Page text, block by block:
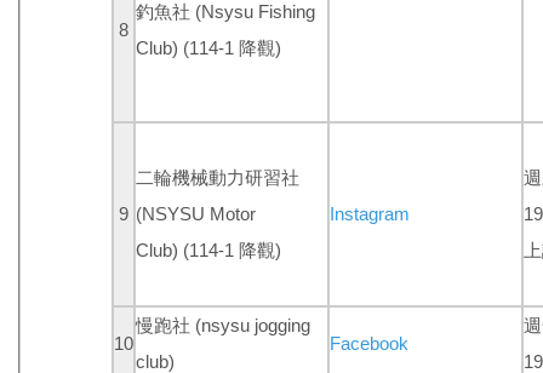
8
釣魚社 (Nsysu Fishing
Club) (114-1 降觀)
9
二輪機械動力研習社
(NSYSU Motor
Club) (114-1 降觀)
Instagram
10
慢跑社 (nsysu jogging
club)
Facebook